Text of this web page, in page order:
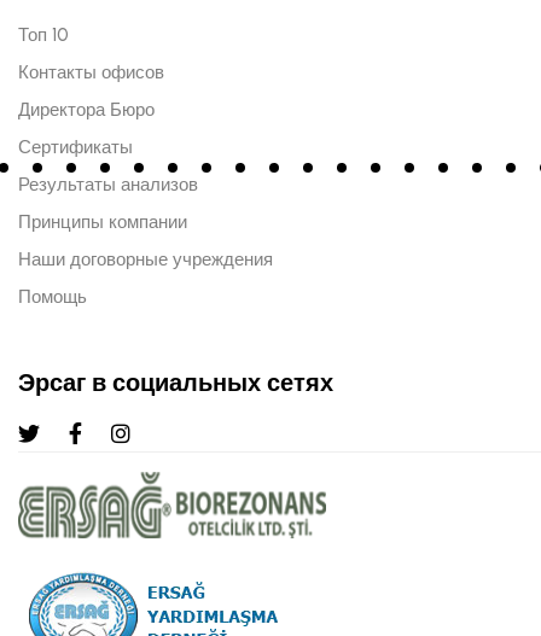
Топ 10
Контакты офисов
Директора Бюро
Сертификаты
Результаты анализов
Принципы компании
Наши договорные учреждения
Помощь
Эрсаг в социальных сетях